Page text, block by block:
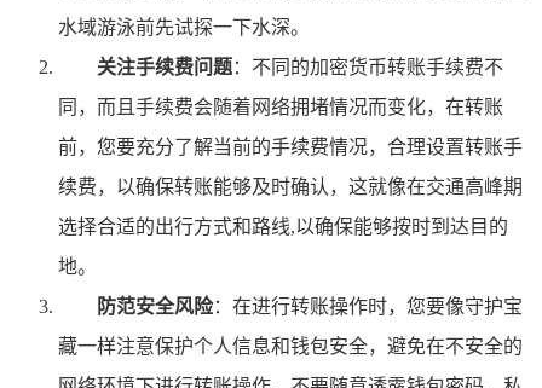
水域游泳前先试探一下水深。
关注手续费问题：不同的加密货币转账手续费不
同，而且手续费会随着网络拥堵情况而变化，在转账
前，您要充分了解当前的手续费情况，合理设置转账手
续费，以确保转账能够及时确认，这就像在交通高峰期
选择合适的出行方式和路线,以确保能够按时到达目的
地。
防范安全风险：在进行转账操作时，您要像守护宝
藏一样注意保护个人信息和钱包安全，避免在不安全的